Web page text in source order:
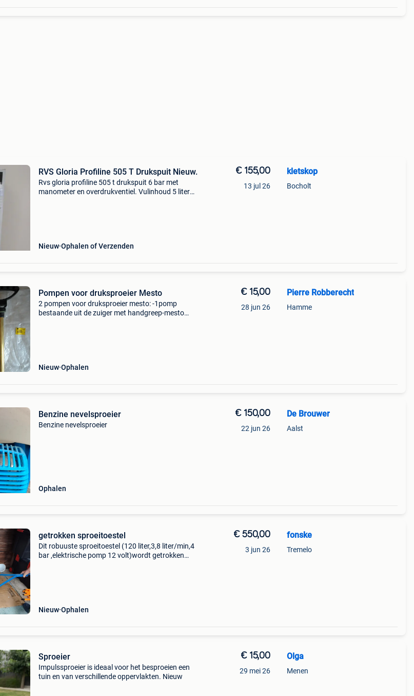
RVS Gloria Profiline 505 T Drukspuit Nieuw.
Rvs gloria profiline 505 t drukspuit 6 bar met
manometer en overdrukventiel. Vulinhoud 5 liter
Nieuw Ophalen of Verzenden
€ 155,00
13 jul 26
kletskop
Bocholt
Pompen voor druksproeier Mesto
2 pompen voor druksproeier mesto: -1pomp
bestaande uit de zuiger met handgreep-mesto
Nieuw Ophalen
€ 15,00
28 jun 26
Pierre Robberecht
Hamme
Benzine nevelsproeier
Benzine nevelsproeier
Ophalen
€ 150,00
22 jun 26
De Brouwer
Aalst
getrokken sproeitoestel
Dit robuuste sproeitoestel (120 liter,3,8 liter/min,4
bar ,elektrische pomp 12 volt)wordt getrokken
Nieuw Ophalen
€ 550,00
3 jun 26
fonske
Tremelo
Sproeier
Impulssproeier is ideaal voor het besproeien een
tuin en van verschillende oppervlakten. Nieuw
€ 15,00
29 mei 26
Olga
Menen